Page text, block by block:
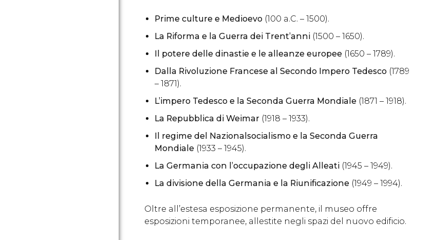
Prime culture e Medioevo (100 a.C. – 1500).
La Riforma e la Guerra dei Trent’anni (1500 – 1650).
Il potere delle dinastie e le alleanze europee (1650 – 1789).
Dalla Rivoluzione Francese al Secondo Impero Tedesco (1789
– 1871).
L’impero Tedesco e la Seconda Guerra Mondiale (1871 – 1918).
La Repubblica di Weimar (1918 – 1933).
Il regime del Nazionalsocialismo e la Seconda Guerra
Mondiale (1933 – 1945).
La Germania con l’occupazione degli Alleati (1945 – 1949).
La divisione della Germania e la Riunificazione (1949 – 1994).
Oltre all’estesa esposizione permanente, il museo offre
esposizioni temporanee, allestite negli spazi del nuovo edificio.